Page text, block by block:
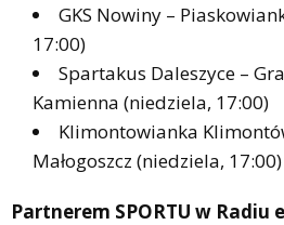
GKS Nowiny –
17:00)
Spartakus Daleszyce –
Kamienna (niedziela, 17:00)
Klimontowianka
Małogoszcz (niedziela, 17:00)
Partnerem SPORTU w Radiu